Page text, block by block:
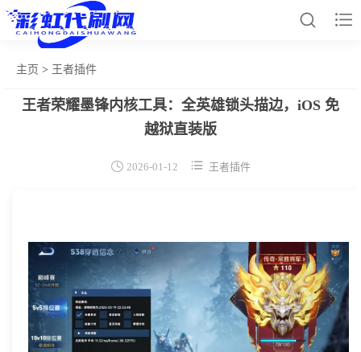


网站首页
辅助卡盟
热门文章
关于我们
主页 > 王者插件
王者荣耀墨锋内核工具：全英雄锁头描边，iOS 免
越狱直装版
 2026-01-12  王者插件